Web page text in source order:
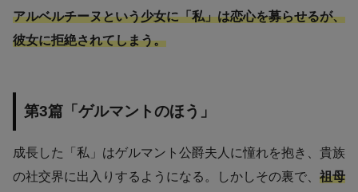
アルベルチーヌという少女に「私」は恋心を募らせるが、
彼女に拒絶されてしまう。
第3篇「ゲルマントのほう」
成長した「私」はゲルマント公爵夫人に憧れを抱き、貴族
の社交界に出入りするようになる。しかしその裏で、 祖母